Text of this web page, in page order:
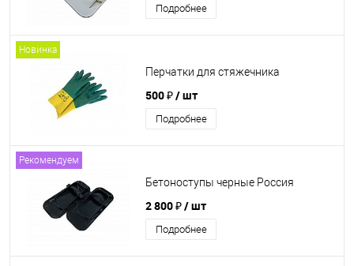
Подробнее
Новинка
Перчатки для стяжечника
500 ₽/ шт
Подробнее
Рекомендуем
Бетоноступы черные Россия
2 800 ₽/ шт
Подробнее